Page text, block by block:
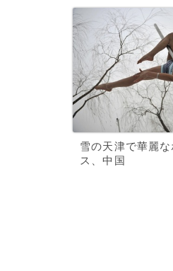
雪の天津で華麗
ス、中国